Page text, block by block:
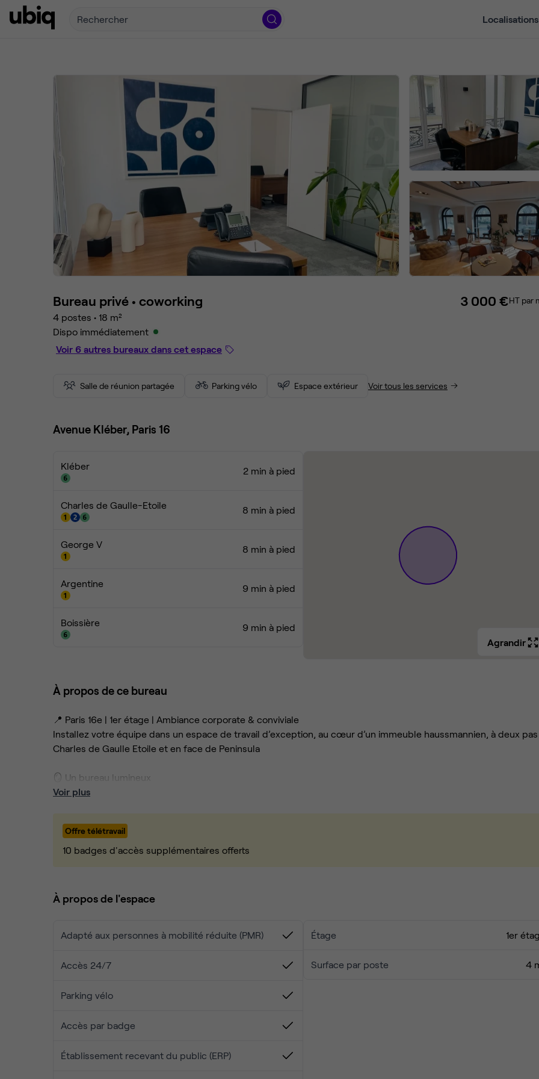
Rechercher Localisations
Bureau privé • coworking
4 postes • 18 m²
Dispo immédiatement
Voir 6 autres bureaux dans cet espace
3 000 €HT par
Salle de réunion partagée Parking vélo Espace extérieur Voir tous les services
Avenue Kléber, Paris 16
Kléber 2 min à pied
Charles de Gaulle-Etoile 8 min à pied
George V 8 min à pied
Argentine 9 min à pied
Boissière
9 min à pied
Agrandir
À propos de ce bureau
📍 Paris 16e | 1er étage | Ambiance corporate & conviviale
Installez votre équipe dans un espace de travail d’exception, au cœur d’un immeuble haussmannien, à deux
Charles de Gaulle Etoile et en face de Peninsula
🪞 Un bureau lumineux
Grande fenêtre, lumière naturelle toute la journée
Mobilier de qualité, rangements, accès sécurisé
Internet très haut débit, ménage, café/thé à volonté
Salles de réunion partagées
Aucun frais caché
Un environnement propice au business et aux échanges, avec des profils variés (consulting, tech, finance,
Sérieux, mais chaleureux.
➡️ Visite sur demande. Contactez-nous pour en savoir plus.
Voir plus
Offre télétravail
10 badges d'accès supplémentaires offerts
À propos de l'espace
Adapté aux personnes à mobilité réduite (PMR)
Accès 24/7
Parking vélo
Accès par badge
Établissement recevant du public (ERP)
Étage 1er
Surface par poste 4